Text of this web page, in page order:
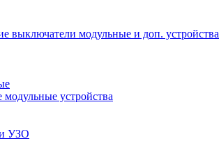
выключатели модульные и доп. устройства
устройства
УЗО